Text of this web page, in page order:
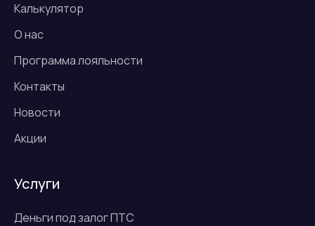
Калькулятор
О нас
Программа лояльности
Контакты
Новости
Акции
Услуги
Деньги под залог ПТС